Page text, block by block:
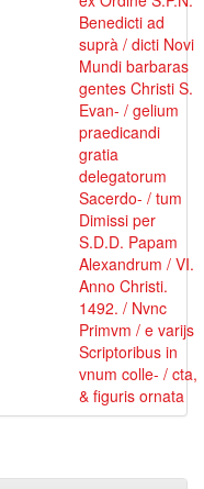
Benedicti ad
suprà / dicti Novi
Mundi barbaras
gentes Christi S.
Evan- / gelium
praedicandi
gratia
delegatorum
Sacerdo- / tum
Dimissi per
S.D.D. Papam
Alexandrum / VI.
Anno Christi.
1492. / Nvnc
Primvm / e varijs
Scriptoribus in
vnum colle- / cta,
& figuris ornata